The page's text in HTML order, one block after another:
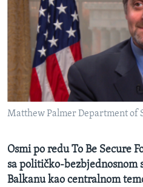
IZBJEGLIČKA STRANA
MAGAZIN
O GLASU AMERIKE
Learning English
PRATITE NAS
Jezici
Matthew Palmer Department of
Osmi po redu To Be Secure
sa političko-bezbjednosnom
Balkanu kao centralnom